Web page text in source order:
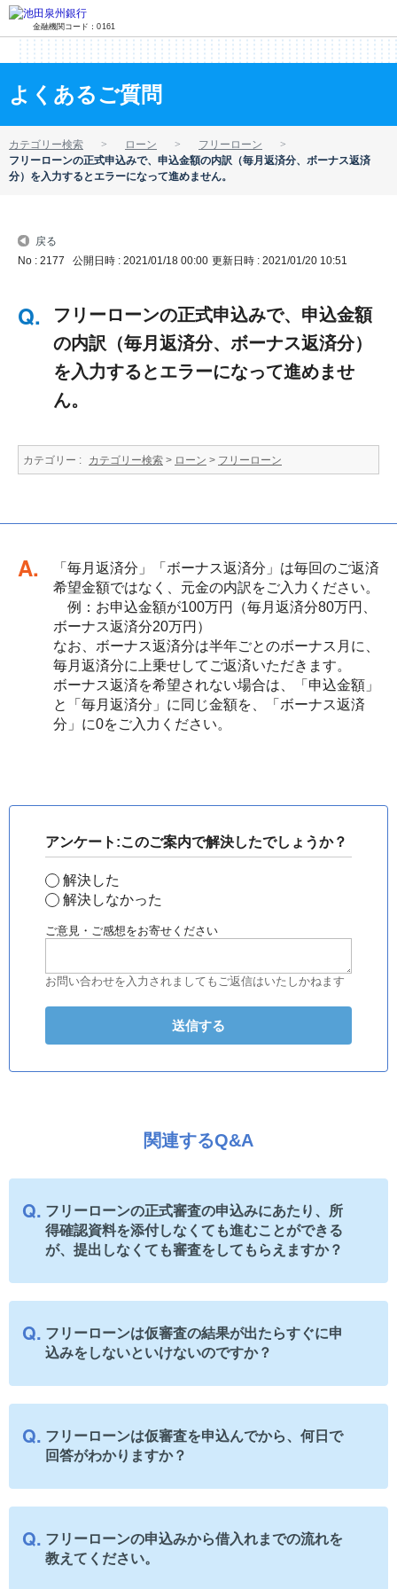
金融機関コード：0161
よくあるご質問
カテゴリー検索 ローン
フリーローン
フリーローンの正式申込みで、申込金額の内訳（毎月返済分、ボーナス返済
分）を入力するとエラーになって進めません。
戻る
No : 2177 公開日時 : 2021/01/18 00:00 更新日時 : 2021/01/20 10:51
フリーローンの正式申込みで、申込金額
の内訳（毎月返済分、ボーナス返済分）
を入力するとエラーになって進めませ
ん。
カテゴリー : カテゴリー検索 > ローン > フリーローン
回答
「毎月返済分」「ボーナス返済分」は毎回のご返済
希望金額ではなく、元金の内訳をご入力ください。
例：お申込金額が100万円（毎月返済分80万円、
ボーナス返済分20万円）
なお、ボーナス返済分は半年ごとのボーナス月に、
毎月返済分に上乗せしてご返済いただきます。
ボーナス返済を希望されない場合は、「申込金額」
と「毎月返済分」に同じ金額を、「ボーナス返済
分」に0をご入力ください。
アンケート:このご案内で解決したでしょうか？
解決した
解決しなかった
ご意見・ご感想をお寄せください
お問い合わせを入力されましてもご返信はいたしかねます
関連するQ&A
フリーローンの正式審査の申込みにあたり、所
得確認資料を添付しなくても進むことができる
が、提出しなくても審査をしてもらえますか？
フリーローンは仮審査の結果が出たらすぐに申
込みをしないといけないのですか？
フリーローンは仮審査を申込んでから、何日で
回答がわかりますか？
フリーローンの申込みから借入れまでの流れを
教えてください。